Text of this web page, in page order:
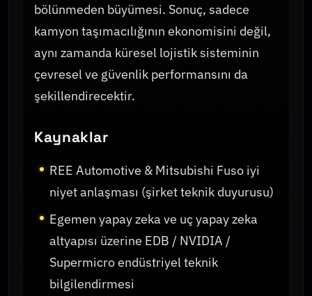
bölünmeden büyümesi. Sonuç, sadece
kamyon taşımacılığının ekonomisini değil,
aynı zamanda küresel lojistik sisteminin
çevresel ve güvenlik performansını da
şekillendirecektir.
Kaynaklar
REE Automotive & Mitsubishi Fuso iyi
niyet anlaşması (şirket teknik duyurusu)
Egemen yapay zeka ve uç yapay zeka
altyapısı üzerine EDB / NVIDIA /
Supermicro endüstriyel teknik
bilgilendirmesi